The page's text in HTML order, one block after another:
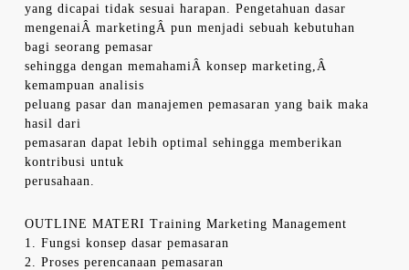
yang dicapai tidak sesuai harapan. Pengetahuan dasar
mengenaiÂ marketingÂ pun menjadi sebuah kebutuhan
bagi seorang pemasar
sehingga dengan memahamiÂ konsep marketing,Â
kemampuan analisis
peluang pasar dan manajemen pemasaran yang baik maka
hasil dari
pemasaran dapat lebih optimal sehingga memberikan
kontribusi untuk
perusahaan.
OUTLINE MATERI Training Marketing Management
1. Fungsi konsep dasar pemasaran
2. Proses perencanaan pemasaran